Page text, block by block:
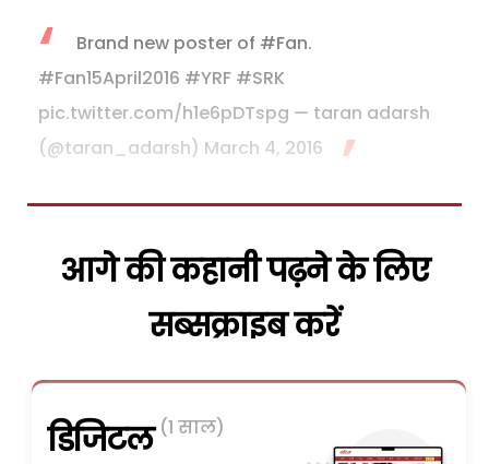
Brand new poster of #Fan.
#Fan15April2016 #YRF #SRK
pic.twitter.com/h1e6pDTspg — taran adarsh
(@taran_adarsh) March 4, 2016
आगे की कहानी पढ़ने के लिए
सब्सक्राइब करें
डिजिटल (1 साल)